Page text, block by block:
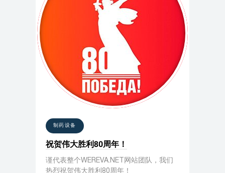
制药设备
祝贺伟大胜利80周年！
谨代表整个WEREVA.NET网站团队，我们
热烈祝贺伟大胜利80周年！